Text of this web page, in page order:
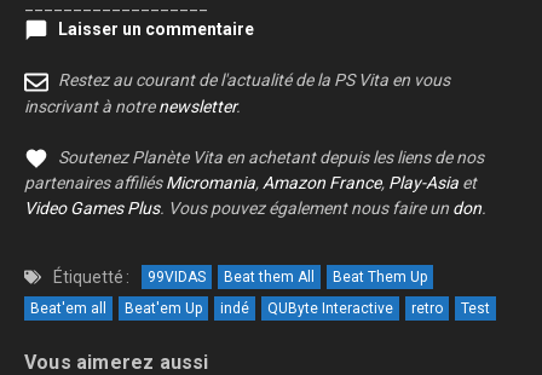
Laisser un commentaire
Restez au courant de l'actualité de la PS Vita en vous
inscrivant à notrenewsletter.
Soutenez Planète Vita en achetant depuis les liens de nos
partenaires affiliésMicromania, Amazon France, Play-Asia et
Video Games Plus. Vous pouvez également nous faire un don.
Étiquetté : 99VIDAS Beat them All
Beat Them Up
Beat'em all
Beat'em Up indé QUByte Interactive retro Test
Vous aimerez aussi